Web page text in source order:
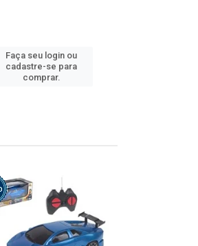
Faça seu login ou
cadastre-se para
comprar.